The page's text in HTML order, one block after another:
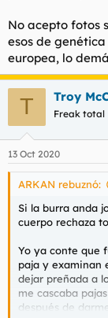
No acepto fotos
esos de
europea, lo
T Troy
Freak total
13 Oct 2020
ARKAN rebuznó:
Si la burra anda
cuerpo rechaza
Yo ya conte que
paja y examinan
dejar preñada a
me cascaba
después de